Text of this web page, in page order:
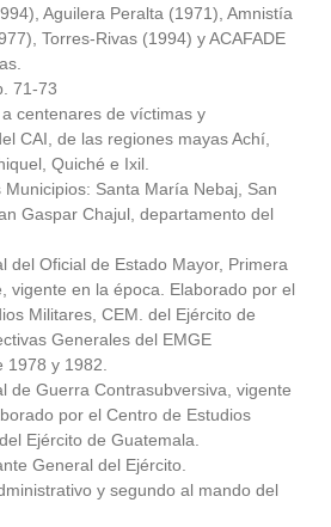
Aguilera Peralta (1971), Amnistía
Torres-Rivas (1994) y ACAFADE
71-73
centenares de víctimas y
CAI, de las regiones mayas Achí,
Quiché e Ixil.
Municipios: Santa María Nebaj, San
Gaspar Chajul, departamento del
del Oficial de Estado Mayor, Primera
vigente en la época. Elaborado por el
Militares, CEM. del Ejército de
Generales del EMGE
1978 y 1982.
de Guerra Contrasubversiva, vigente
por el Centro de Estudios
Ejército de Guatemala.
General del Ejército.
y segundo al mando del